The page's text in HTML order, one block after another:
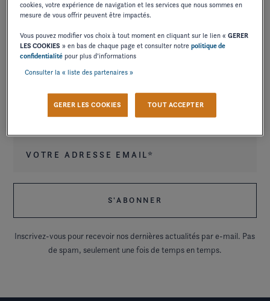
RECEVEZ NOS DERNIÈRES
ACTUALITÉS ET OFFRES
EXCLUSIVES
Inscrivez-vous pour recevoir nos dernières actualités par e-mail. Pas
de spam, seulement une fois de temps en temps.
cookies, votre expérience de navigation et les services que nous sommes en
mesure de vous offrir peuvent être impactés.
Vous pouvez modifier vos choix à tout moment en cliquant sur le lien «GERER
LES COOKIES » en bas de chaque page et consulter notrepolitique de
confidentialité pour plus d’informations
Consulter la « liste des partenaires »
GERER LES COOKIES TOUT ACCEPTER